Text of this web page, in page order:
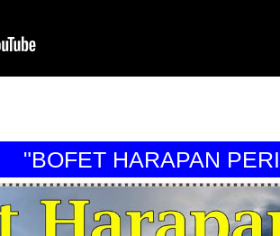
"BOFET HARAPAN PERI"